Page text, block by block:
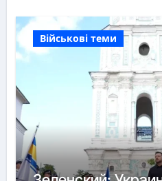
Військові теми